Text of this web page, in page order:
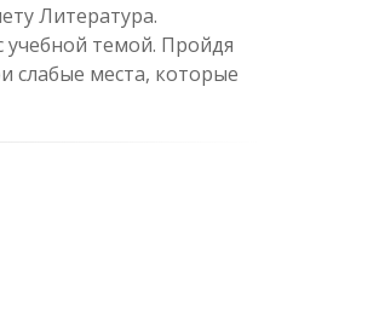
Литература.
учебной темой. Пройдя
слабые места, которые